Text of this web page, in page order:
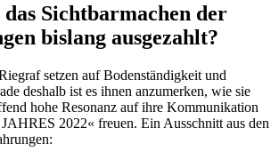
Sichtbarmachen der
bislang ausgezahlt?
setzen auf Bodenständigkeit und
deshalb ist es ihnen anzumerken, wie sie
hohe Resonanz auf ihre Kommunikation
2022« freuen. Ein Ausschnitt aus den